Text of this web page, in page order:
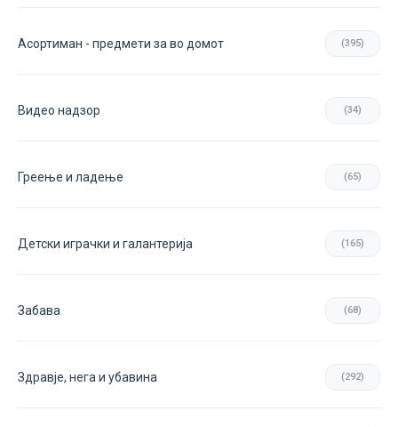
Асортиман - предмети за во домот (395)
Видео надзор (34)
Греење и ладење (65)
Детски играчки и галантерија (165)
Забава (68)
Здравје, нега и убавина (292)